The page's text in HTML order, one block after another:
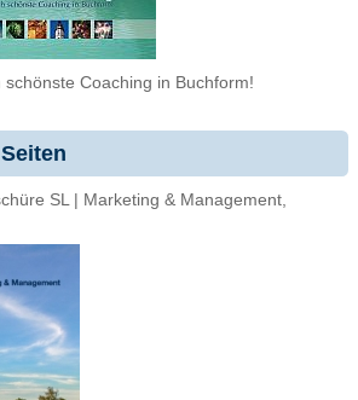
schönste Coaching in Buchform!
SL | Marketing & Management,